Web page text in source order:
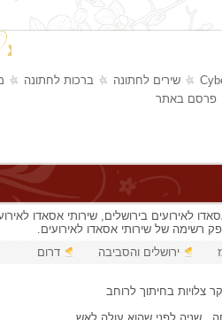
שירים לחתונה ברכות לחתונה
פרסם באתר
לאירועים בירושלים, שירותי אסאדו
רשימה של שירותי אסאדו לאירועים.
ירושלים והסביבה דרום
צלויות בחיתוך לרוחב